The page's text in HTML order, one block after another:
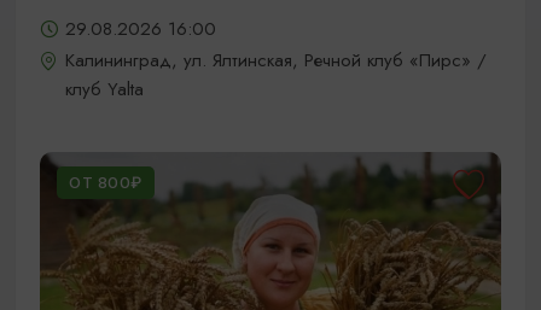
29.08.2026 16:00
Калининград, ул. Ялтинская, Речной клуб «Пирс» /
клуб Yalta
ОТ 800₽